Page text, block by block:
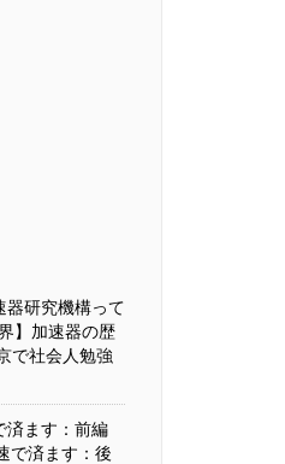
器研究機構って
】加速器の歴
で社会人勉強
済ます：前編
で済ます：後